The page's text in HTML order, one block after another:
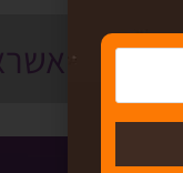
גיוס